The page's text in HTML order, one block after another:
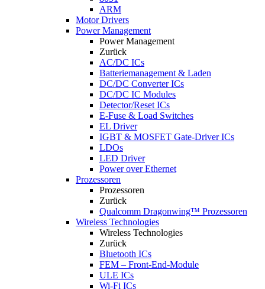
ARM
Motor Drivers
Power Management
Power Management
Zurück
AC/DC ICs
Batteriemanagement & Laden
DC/DC Converter ICs
DC/DC IC Modules
Detector/Reset ICs
E-Fuse & Load Switches
EL Driver
IGBT & MOSFET Gate-Driver ICs
LDOs
LED Driver
Power over Ethernet
Prozessoren
Prozessoren
Zurück
Qualcomm Dragonwing™ Prozessoren
Wireless Technologies
Wireless Technologies
Zurück
Bluetooth ICs
FEM – Front-End-Module
ULE ICs
Wi-Fi ICs